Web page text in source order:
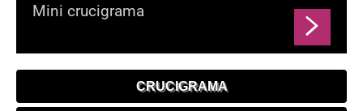
Mini crucigrama
CRUCIGRAMA